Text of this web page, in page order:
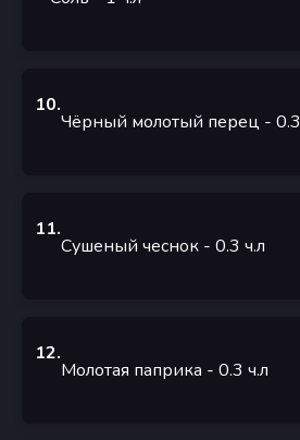
10.
Чёрный молотый перец - 0.3
11.
Сушеный чеснок - 0.3 ч.л
12.
Молотая паприка - 0.3 ч.л